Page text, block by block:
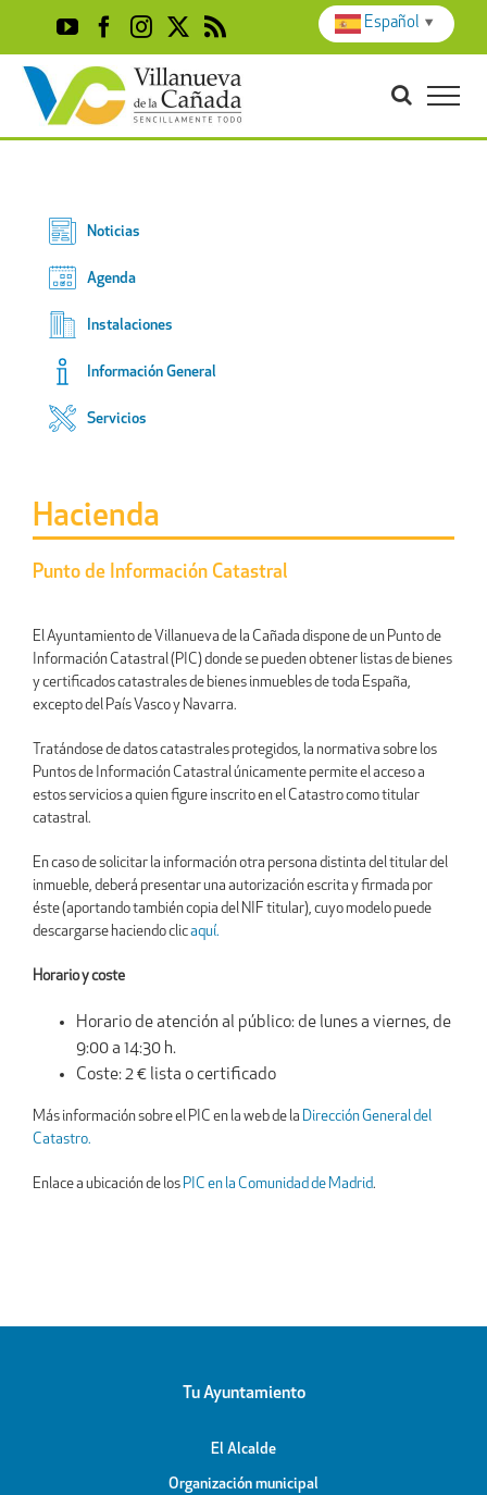
content
YouTubeFacebook
Instagram
X Rss
Hacienda
Punto de Información Catastral
El Ayuntamiento de Villanueva de la Cañada dispone de un Punto de
Información Catastral (PIC) donde se pueden obtener listas de bienes
y certificados catastrales de bienes inmuebles de toda España,
excepto del País Vasco y Navarra.
Tratándose de datos catastrales protegidos, la normativa sobre los
Puntos de Información Catastral únicamente permite el acceso a
estos servicios a quien figure inscrito en el Catastro como titular
catastral.
En caso de solicitar la información otra persona distinta del titular del
inmueble, deberá presentar una autorización escrita y firmada por
éste (aportando también copia del NIF titular), cuyo modelo puede
descargarse haciendo clicaquí.
Horario y coste
Horario de atención al público: de lunes a viernes, de
9:00 a 14:30 h.
Coste: 2 € lista o certificado
Más información sobre el PIC en la web de la Dirección General del
Catastro.
Enlace a ubicación de los PIC en la Comunidad de Madrid.
Noticias
Agenda
Instalaciones
Información General
Servicios
Tu Ayuntamiento
El Alcalde
Organización municipal
Español ▼